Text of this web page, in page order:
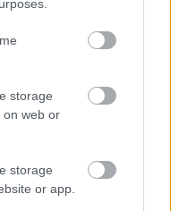
storage
on web or
storage
or app.